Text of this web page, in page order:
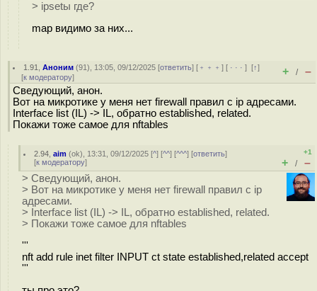
> ipsetы где?
map видимо за них...
1.91 ,Аноним (91), 13:05, 09/12/2025 [ответить] [ ﹢﹢﹢] [ · · ·][↑]
[к модератору] + / –
Сведующий, анон.
Вот на микротике у меня нет firewall правил с ip адресами.
Interface list (IL) -> IL, обратно established, related.
Покажи тоже самое для nftables
2.94 ,aim (ok), 13:31, 09/12/2025 [^] [^^] [^^^] [ответить]
[к модератору]
+1
+ / –
> Сведующий, анон.
> Вот на микротике у меня нет firewall правил с ip
адресами.
> Interface list (IL) -> IL, обратно established, related.
> Покажи тоже самое для nftables
'''
nft add rule inet filter INPUT ct state established,related accept
'''